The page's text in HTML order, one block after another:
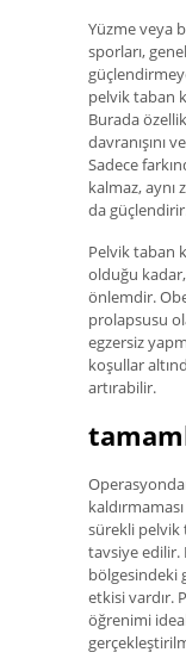
Yüzme veya
sporları,
pelvik taban
Burada
davranışını
Sadece
kalmaz, aynı
da
Pelvik taban
olduğu
önlemdir.
prolapsusu
egzersiz
koşullar
artırabilir.
sürekli pelvik
tavsiye edilir.
bölgesindeki
etkisi vardır.
öğrenimi